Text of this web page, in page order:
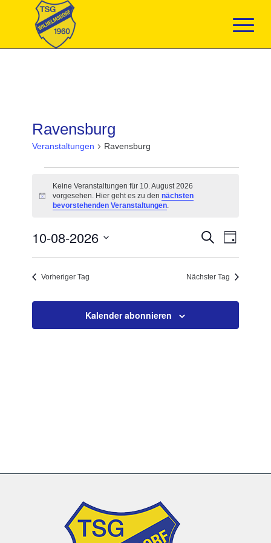
Ravensburg
Veranstaltungen Ravensburg
10.
August
Hinweis
Keine Veranstaltungen für 10. August 2026
vorgesehen. Hier geht es zu den nächsten
bevorstehenden Veranstaltungen.
Suche
und
Navigation
Suche
Tag
10-08-2026
Vorheriger Tag
Nächster Tag
Kalender abonnieren